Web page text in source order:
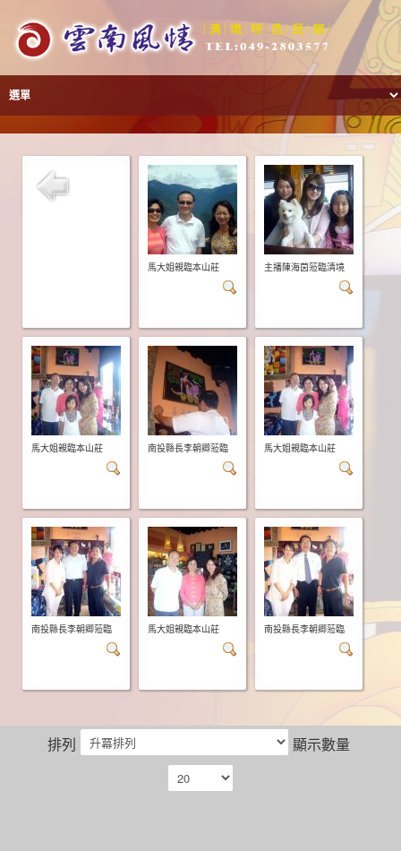
馬大姐親臨本山莊 主播陳海茵蒞臨清境
馬大姐親臨本山莊 南投縣長李朝卿蒞臨 馬大姐親臨本山莊
南投縣長李朝卿蒞臨 馬大姐親臨本山莊 南投縣長李朝卿蒞臨
排列 顯示數量